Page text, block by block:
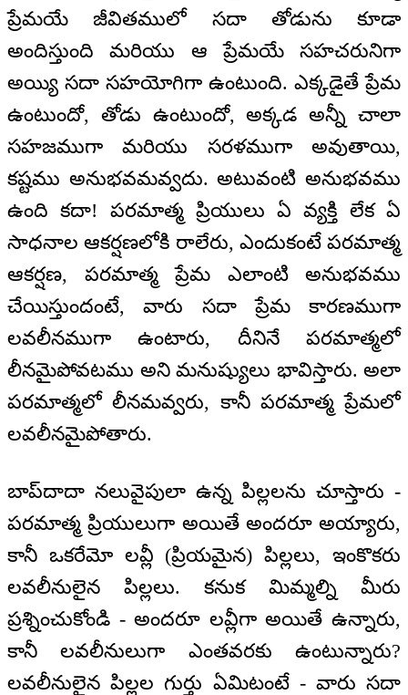
ప్రేమయే జీవితములో సదా తోడును కూడా
అందిస్తుంది మరియు ఆ ప్రేమయే సహచరునిగా
అయ్యి సదా సహయోగిగా ఉంటుంది. ఎక్కడైతే ప్రేమ
ఉంటుందో, తోడు ఉంటుందో, అక్కడ అన్నీ చాలా
సహజముగా మరియు సరళముగా అవుతాయి,
కష్టము అనుభవమవ్వదు. అటువంటి అనుభవము
ఉంది కదా! పరమాత్మ ప్రియులు ఏ వ్యక్తి లేక ఏ
సాధనాల ఆకర్షణలోకి రాలేరు, ఎందుకంటే పరమాత్మ
ఆకర్షణ, పరమాత్మ ప్రేమ ఎలాంటి అనుభవము
చేయిస్తుందంటే, వారు సదా ప్రేమ కారణముగా
లవలీనముగా ఉంటారు, దీనినే పరమాత్మలో
లీనమైపోవటము అని మనుష్యులు భావిస్తారు. అలా
పరమాత్మలో లీనమవ్వరు, కానీ పరమాత్మ ప్రేమలో
లవలీనమైపోతారు.
బాప్‌దాదా నలువైపులా ఉన్న పిల్లలను చూస్తారు -
పరమాత్మ ప్రియులుగా అయితే అందరూ అయ్యారు,
కానీ ఒకరేమో లవ్లీ (ప్రియమైన) పిల్లలు, ఇంకొకరు
లవలీనులైన పిల్లలు. కనుక మిమ్మల్ని మీరు
ప్రశ్నించుకోండి - అందరూ లవ్లీగా అయితే ఉన్నారు,
కానీ లవలీనులుగా ఎంతవరకు ఉంటున్నారు?
లవలీనులైన పిల్లల గుర్తు ఏమిటంటే - వారు సదా